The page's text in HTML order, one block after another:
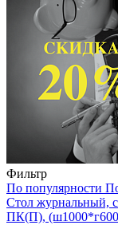
Фильтр
По популярности
Стол журнальный,
ПК(П),